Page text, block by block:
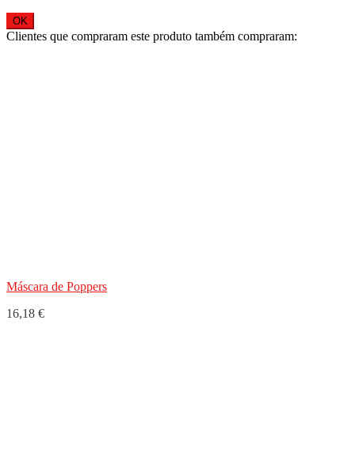
OK
Clientes que compraram este produto também compraram:
Máscara de Poppers
16,18 €